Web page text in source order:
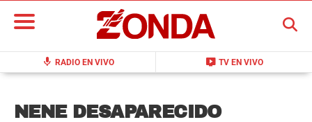
mic RADIO EN VIVO live_tv TV EN VIVO
BUSCAR
NENE DESAPARECIDO